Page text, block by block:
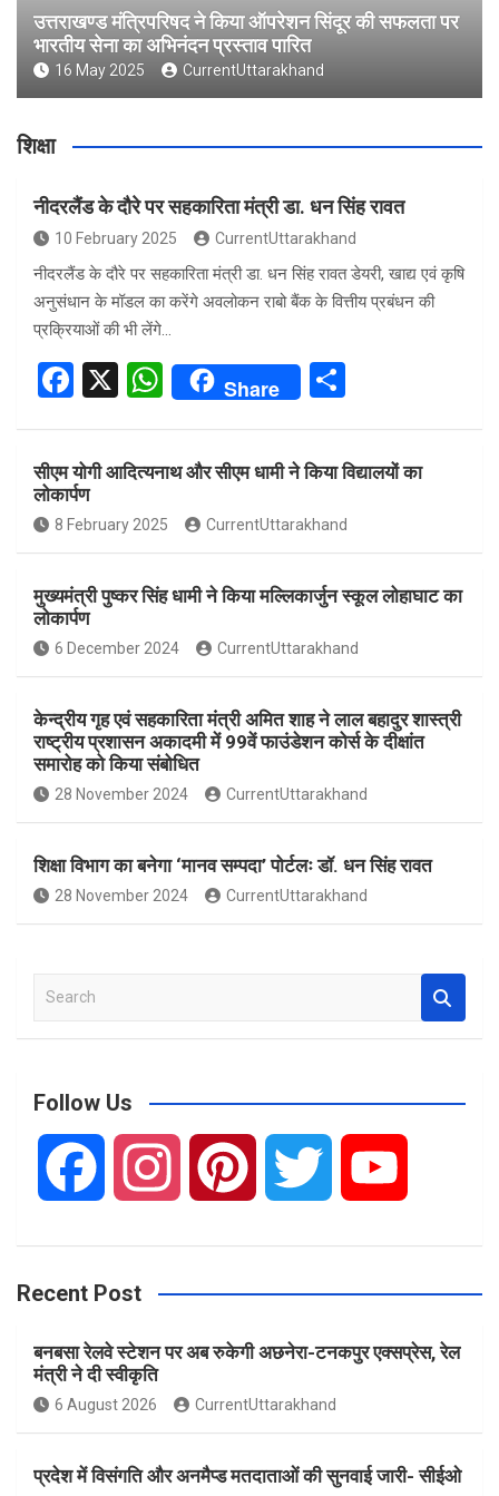
उत्तराखण्ड मंत्रिपरिषद ने किया ऑपरेशन सिंदूर की सफलता पर
भारतीय सेना का अभिनंदन प्रस्ताव पारित
16 May 2025 CurrentUttarakhand
शिक्षा
नीदरलैंड के दौरे पर सहकारिता मंत्री डा. धन सिंह रावत
10 February 2025 CurrentUttarakhand
नीदरलैंड के दौरे पर सहकारिता मंत्री डा. धन सिंह रावत डेयरी, खाद्य एवं कृषि
अनुसंधान के मॉडल का करेंगे अवलोकन राबो बैंक के वित्तीय प्रबंधन की
प्रक्रियाओं की भी लेंगे…
F
ce
b
o
o
k
X
W
s
A
p
p
Share
ar
e
सीएम योगी आदित्यनाथ और सीएम धामी ने किया विद्यालयों का
लोकार्पण
8 February 2025 CurrentUttarakhand
मुख्यमंत्री पुष्कर सिंह धामी ने किया मल्लिकार्जुन स्कूल लोहाघाट का
लोकार्पण
6 December 2024 CurrentUttarakhand
केन्द्रीय गृह एवं सहकारिता मंत्री अमित शाह ने लाल बहादुर शास्त्री
राष्ट्रीय प्रशासन अकादमी में 99वें फाउंडेशन कोर्स के दीक्षांत
समारोह को किया संबोधित
28 November 2024 CurrentUttarakhand
शिक्षा विभाग का बनेगा ‘मानव सम्पदा’ पोर्टलः डॉ. धन सिंह रावत
28 November 2024 CurrentUttarakhand
a
c
Follow Us
c
e
b
s
a
n
e
i
t
u
T
u
Recent Post
बनबसा रेलवे स्टेशन पर अब रुकेगी अछनेरा-टनकपुर एक्सप्रेस, रेल
मंत्री ने दी स्वीकृति
6 August 2026 CurrentUttarakhand
प्रदेश में विसंगति और अनमैप्ड मतदाताओं की सुनवाई जारी- सीईओ